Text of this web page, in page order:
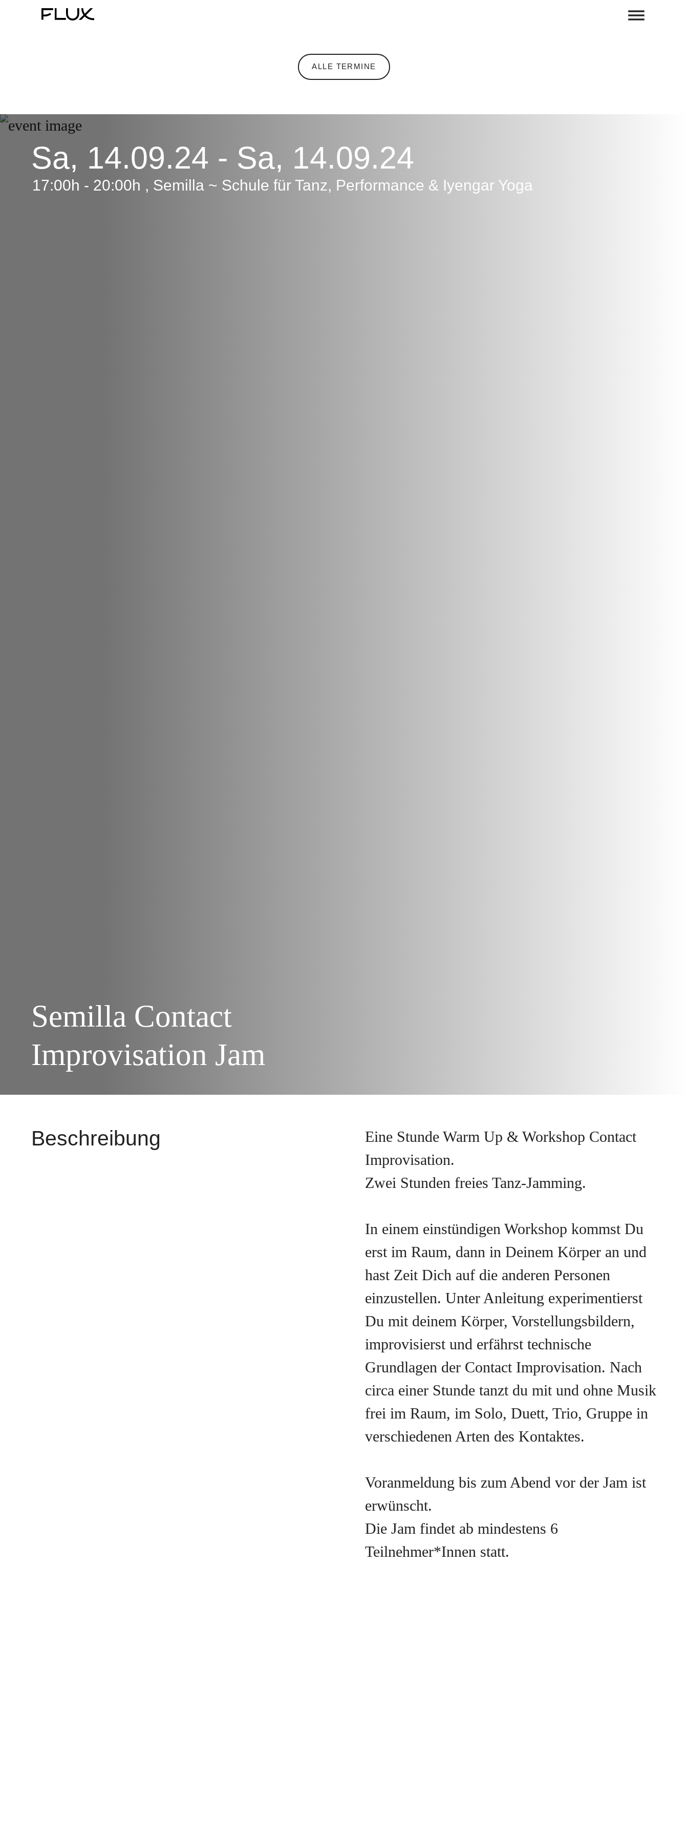
ALLE TERMINE
Sa, 14.09.24 - Sa, 14.09.24
17:00h - 20:00h , Semilla ~ Schule für Tanz, Performance & Iyengar Yoga
Semilla Contact
Improvisation Jam
Beschreibung
Eine Stunde Warm Up & Workshop Contact
Improvisation.
Zwei Stunden freies Tanz-Jamming.
In einem einstündigen Workshop kommst Du
erst im Raum, dann in Deinem Körper an und
hast Zeit Dich auf die anderen Personen
einzustellen. Unter Anleitung experimentierst
Du mit deinem Körper, Vorstellungsbildern,
improvisierst und erfährst technische
Grundlagen der Contact Improvisation. Nach
circa einer Stunde tanzt du mit und ohne Musik
frei im Raum, im Solo, Duett, Trio, Gruppe in
verschiedenen Arten des Kontaktes.
Voranmeldung bis zum Abend vor der Jam ist
erwünscht.
Die Jam findet ab mindestens 6
Teilnehmer*Innen statt.